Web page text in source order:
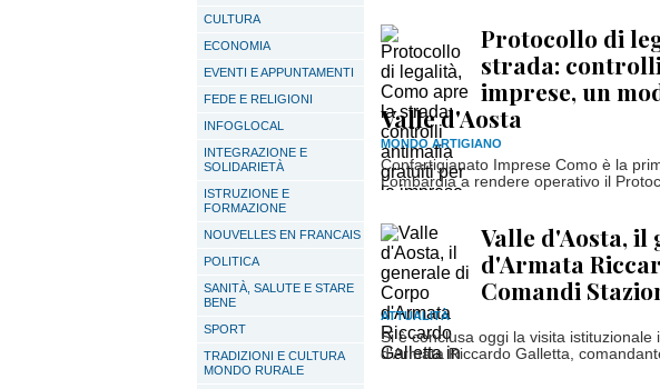
CULTURA
ECONOMIA
EVENTI E APPUNTAMENTI
FEDE E RELIGIONI
INFOGLOCAL
INTEGRAZIONE E
SOLIDARIETÀ
ISTRUZIONE E
FORMAZIONE
NOUVELLES EN FRANCAIS
POLITICA
SANITÀ, SALUTE E STARE
BENE
SPORT
TRADIZIONI E CULTURA
MONDO RURALE
Protocollo di
strada:
imprese, un
Valle d'Aosta
MONDO ARTIGIANO
Confartigianato Imprese Como è la
Lombardia a rendere operativo il
Valle d'Aosta, il
d'Armata
Comandi
ATTUALITÀ
Si è conclusa oggi la visita
d'Armata Riccardo Galletta,